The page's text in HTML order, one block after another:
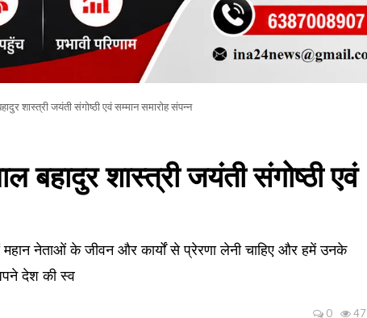
शास्त्री जयंती संगोष्ठी एवं सम्मान समारोह संपन्न
बहादुर शास्त्री जयंती संगोष्ठी एवं
महान नेताओं के जीवन और कार्यों से प्रेरणा लेनी चाहिए और हमें उनके
देश की स्व
0 47